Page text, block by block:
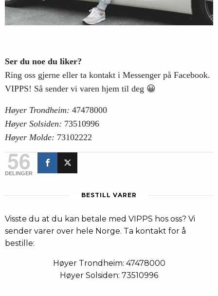
Ser du noe du liker?
Ring oss gjerne eller ta kontakt i Messenger på Facebook.
VIPPS! Så sender vi varen hjem til deg 😀
Høyer Trondheim: 47478000
Høyer Solsiden: 73510996
Høyer Molde: 73102222
56
DELINGER
BESTILL VARER
Visste du at du kan betale med VIPPS hos oss? Vi
sender varer over hele Norge. Ta kontakt for å
bestille:
Høyer Trondheim: 47478000
Høyer Solsiden: 73510996